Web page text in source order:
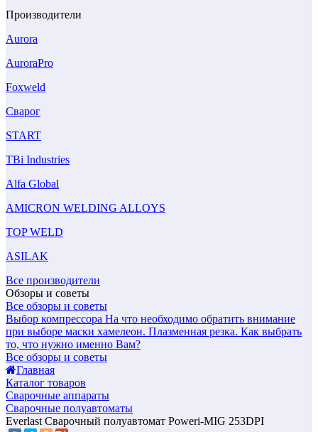
Производители
Aurora
AuroraPro
Foxweld
Сварог
START
TBi Industries
Alfa Global
AMICRON WELDING ALLOYS
TOP WELD
ASILAK
Все производители
Обзоры и советы
Все обзоры и советы
Выбор компрессора На что необходимо обратить внимание
при выборе маски хамелеон. Плазменная резка. Как выбрать
то, что нужно именно Вам?
Все обзоры и советы
Главная
Каталог товаров
Сварочные аппараты
Сварочные полуавтоматы
Everlast Сварочный полуавтомат Poweri-MIG 253DPI